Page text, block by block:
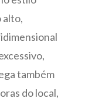
alto,
também
do local,